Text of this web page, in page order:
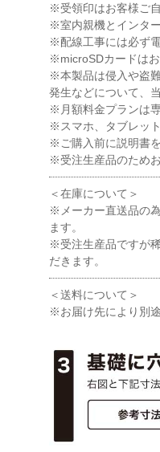
※受領印はお客様ご
※室内親機とインタ
※配線工事には必ず
※microSDカードはお
※本製品は侵入や盗
発生などについて、
※月額料金プランは
※スマホ、タブレッ
※ご購入前に説明書
※受注生産品のため
＜在庫について＞
※メーカー直送品の
ます。
※受注生産品ですが
だきます。
＜送料について＞
※お届け先により別